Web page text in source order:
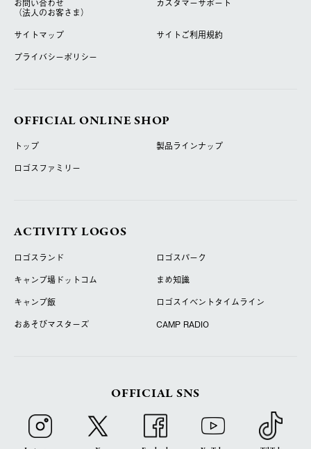
お問い合わせ
（法人のお客さま）
カスタマーサポート
サイトマップ
サイトご利用規約
プライバシーポリシー
OFFICIAL ONLINE SHOP
トップ
製品ラインナップ
ロゴスファミリー
ACTIVITY LOGOS
ロゴスランド
ロゴスパーク
キャンプ場ドットコム
まめ知識
キャンプ飯
ロゴスイベントタイムライン
おあそびマスターズ
CAMP RADIO
OFFICIAL SNS